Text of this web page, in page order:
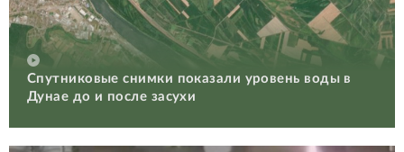
Спутниковые снимки показали уровень воды в
Дунае до и после засухи